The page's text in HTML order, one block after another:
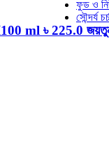
ফুড ও
সৌন্দর্য
ml ৳ 225.0 জয়তুন